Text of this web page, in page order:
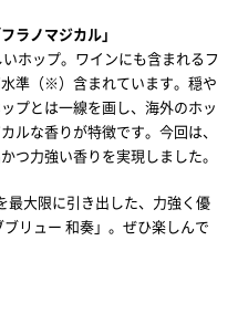
ラノマジカル」
ホップ。ワインにも含まれるフ
準（※）含まれています。穏や
プとは一線を画し、海外のホッ
ルな香りが特徴です。今回は、
つ力強い香りを実現しました。
最大限に引き出した、力強く優
リュー 和奏」。ぜひ楽しんで